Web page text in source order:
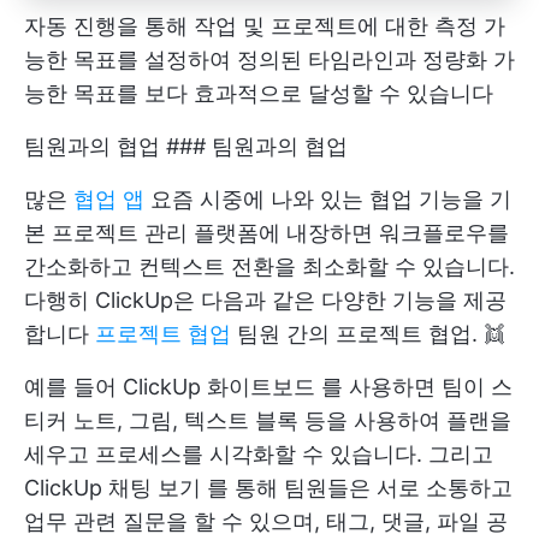
자동 진행을 통해 작업 및 프로젝트에 대한 측정 가
능한 목표를 설정하여 정의된 타임라인과 정량화 가
능한 목표를 보다 효과적으로 달성할 수 있습니다
팀원과의 협업 ### 팀원과의 협업
많은 협업 앱 요즘 시중에 나와 있는 협업 기능을 기
본 프로젝트 관리 플랫폼에 내장하면 워크플로우를
간소화하고 컨텍스트 전환을 최소화할 수 있습니다.
다행히 ClickUp은 다음과 같은 다양한 기능을 제공
합니다 프로젝트 협업 팀원 간의 프로젝트 협업. 👯
예를 들어 ClickUp 화이트보드 를 사용하면 팀이 스
티커 노트, 그림, 텍스트 블록 등을 사용하여 플랜을
세우고 프로세스를 시각화할 수 있습니다. 그리고
ClickUp 채팅 보기 를 통해 팀원들은 서로 소통하고
업무 관련 질문을 할 수 있으며, 태그, 댓글, 파일 공